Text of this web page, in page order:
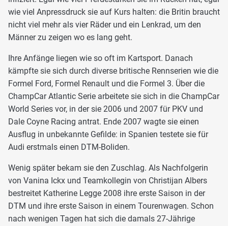
wie viel Anpressdruck sie auf Kurs halten: die Britin braucht
nicht viel mehr als vier Räder und ein Lenkrad, um den
Männer zu zeigen wo es lang geht.
Ihre Anfänge liegen wie so oft im Kartsport. Danach
kämpfte sie sich durch diverse britische Rennserien wie die
Formel Ford, Formel Renault und die Formel 3. Über die
ChampCar Atlantic Serie arbeitete sie sich in die ChampCar
World Series vor, in der sie 2006 und 2007 für PKV und
Dale Coyne Racing antrat. Ende 2007 wagte sie einen
Ausflug in unbekannte Gefilde: in Spanien testete sie für
Audi erstmals einen DTM-Boliden.
Wenig später bekam sie den Zuschlag. Als Nachfolgerin
von Vanina Ickx und Teamkollegin von Christijan Albers
bestreitet Katherine Legge 2008 ihre erste Saison in der
DTM und ihre erste Saison in einem Tourenwagen. Schon
nach wenigen Tagen hat sich die damals 27-Jährige